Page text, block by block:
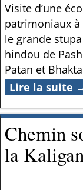
Visite d’une
patrimoniaux à
le grande
hindou de
Patan et
Lire la suite
Chemin
la